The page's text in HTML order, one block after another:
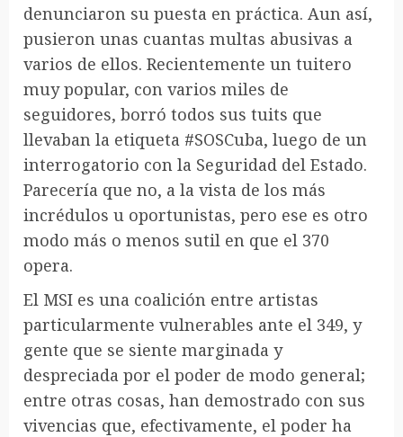
denunciaron su puesta en práctica. Aun así,
pusieron unas cuantas multas abusivas a
varios de ellos. Recientemente un tuitero
muy popular, con varios miles de
seguidores, borró todos sus tuits que
llevaban la etiqueta #SOSCuba, luego de un
interrogatorio con la Seguridad del Estado.
Parecería que no, a la vista de los más
incrédulos u oportunistas, pero ese es otro
modo más o menos sutil en que el 370
opera.
El MSI es una coalición entre artistas
particularmente vulnerables ante el 349, y
gente que se siente marginada y
despreciada por el poder de modo general;
entre otras cosas, han demostrado con sus
vivencias que, efectivamente, el poder ha